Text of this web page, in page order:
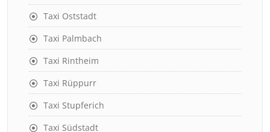
Taxi Oststadt
Taxi Palmbach
Taxi Rintheim
Taxi Rüppurr
Taxi Stupferich
Taxi Südstadt